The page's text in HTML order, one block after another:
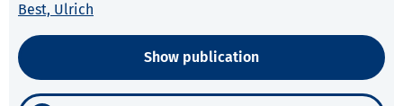
Best, Ulrich
Show publication